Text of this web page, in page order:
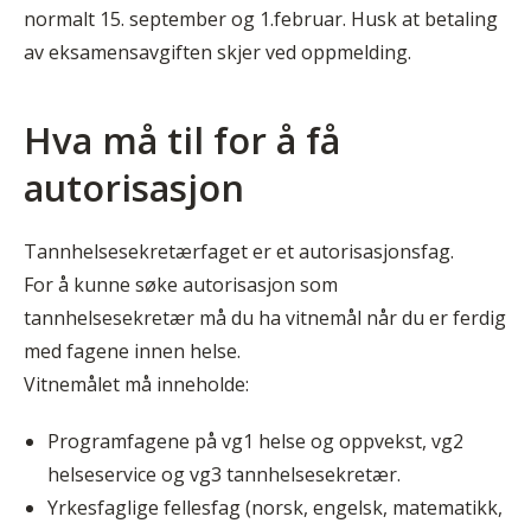
normalt 15. september og 1.februar. Husk at betaling
av eksamensavgiften skjer ved oppmelding.
Hva må til for å få
autorisasjon
Tannhelsesekretærfaget er et autorisasjonsfag.
For å kunne søke autorisasjon som
tannhelsesekretær må du ha vitnemål når du er ferdig
med fagene innen helse.
Vitnemålet må inneholde:
Programfagene på vg1 helse og oppvekst, vg2
helseservice og vg3 tannhelsesekretær.
Yrkesfaglige fellesfag (norsk, engelsk, matematikk,